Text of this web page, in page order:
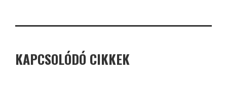
KAPCSOLÓDÓ CIKKEK